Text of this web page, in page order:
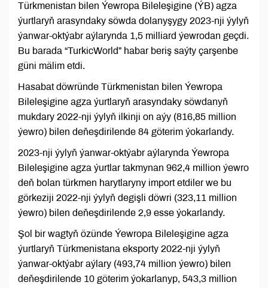
Türkmenistan bilen Ýewropa Bileleşigine (ÝB) agza
ýurtlaryň arasyndaky söwda dolanyşygy 2023-nji ýylyň
ýanwar-oktýabr aýlarynda 1,5 milliard ýewrodan geçdi.
Bu barada “TurkicWorld” habar beriş saýty çarşenbe
güni mälim etdi.
Hasabat döwründe Türkmenistan bilen Ýewropa
Bileleşigine agza ýurtlaryň arasyndaky söwdanyň
mukdary 2022-nji ýylyň ilkinji on aýy (816,85 million
ýewro) bilen deňeşdirilende 84 göterim ýokarlandy.
2023-nji ýylyň ýanwar-oktýabr aýlarynda Ýewropa
Bileleşigine agza ýurtlar takmynan 962,4 million ýewro
deň bolan türkmen harytlaryny import etdiler we bu
görkeziji 2022-nji ýylyň degişli döwri (323,11 million
ýewro) bilen deňeşdirilende 2,9 esse ýokarlandy.
Şol bir wagtyň özünde Ýewropa Bileleşigine agza
ýurtlaryň Türkmenistana eksporty 2022-nji ýylyň
ýanwar-oktýabr aýlary (493,74 million ýewro) bilen
deňeşdirilende 10 göterim ýokarlanyp, 543,3 million